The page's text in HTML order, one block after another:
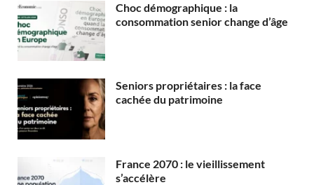
Choc démographique : la
consommation senior change d’âge
Seniors propriétaires : la face
cachée du patrimoine
France 2070 : le vieillissement
s’accélère